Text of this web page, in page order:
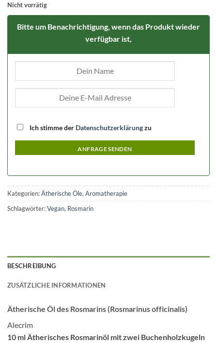
Nicht vorrätig
Bitte um Benachrichtigung, wenn das Produkt wieder
verfügbar ist,
Ich stimme der Datenschutzerklärungzu
ANFRAGE SENDEN
Kategorien:Ätherische Öle,Aromatherapie
Schlagwörter:Vegan, Rosmarin
BESCHREIBUNG
ZUSÄTZLICHE INFORMATIONEN
Ätherische Öl des Rosmarins (Rosmarinus officinalis)
Alecrim
10 ml Ätherisches Rosmarinöl mit zwei Buchenholzkugeln